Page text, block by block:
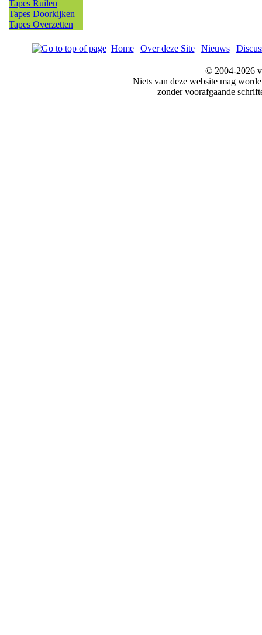
Tapes Ruilen
Tapes Doorkijken
Tapes Overzetten
Home| Over deze Site| Nieuws|
© 2004-2026
Niets van deze website mag
zonder voorafgaande